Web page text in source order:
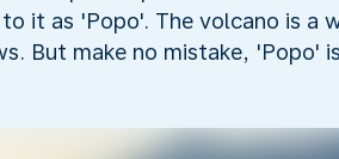
it as 'Popo'. The volcano is a
But make no mistake, 'Popo'